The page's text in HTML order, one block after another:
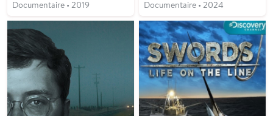
Documentaire • 2019 Documentaire • 2024